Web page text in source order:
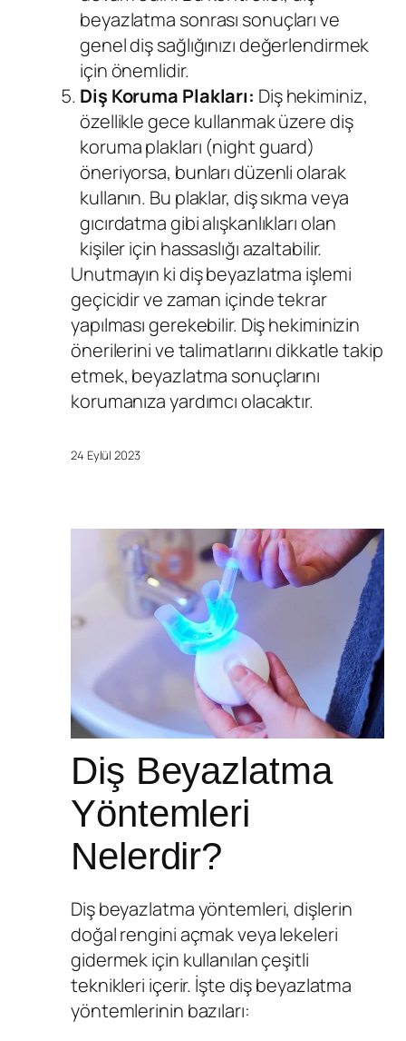
beyazlatma sonrası sonuçları ve
genel diş sağlığınızı değerlendirmek
için önemlidir.
Diş Koruma Plakları: Diş hekiminiz,
özellikle gece kullanmak üzere diş
koruma plakları (night guard)
öneriyorsa, bunları düzenli olarak
kullanın. Bu plaklar, diş sıkma veya
gıcırdatma gibi alışkanlıkları olan
kişiler için hassaslığı azaltabilir.
Unutmayın ki diş beyazlatma işlemi
geçicidir ve zaman içinde tekrar
yapılması gerekebilir. Diş hekiminizin
önerilerini ve talimatlarını dikkatle takip
etmek, beyazlatma sonuçlarını
korumanıza yardımcı olacaktır.
24 Eylül 2023
Diş Beyazlatma
Yöntemleri
Nelerdir?
Diş beyazlatma yöntemleri, dişlerin
doğal rengini açmak veya lekeleri
gidermek için kullanılan çeşitli
teknikleri içerir. İşte diş beyazlatma
yöntemlerinin bazıları: